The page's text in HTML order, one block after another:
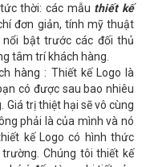
thời: các mẫu thiết kế
đơn giản, tính mỹ thuật
bật trước các đối thủ
tâm trí khách hàng.
hàng : Thiết kế Logo là
có được sau bao nhiêu
trị thiệt hại sẽ vô cùng
phải là của mình và nó
kế Logo có hình thức
Chúng tôi thiết kế